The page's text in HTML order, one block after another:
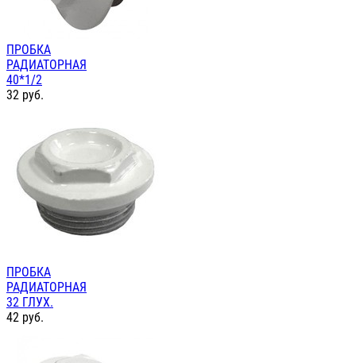
ПРОБКА
РАДИАТОРНАЯ
40*1/2
32 руб.
ПРОБКА
РАДИАТОРНАЯ
32 ГЛУХ.
42 руб.